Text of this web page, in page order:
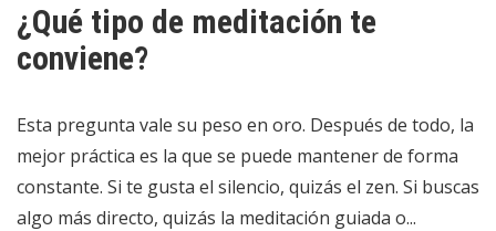
¿Qué tipo de meditación te
conviene?
Esta pregunta vale su peso en oro. Después de todo, la
mejor práctica es la que se puede mantener de forma
constante. Si te gusta el silencio, quizás el zen. Si buscas
algo más directo, quizás la meditación guiada o...